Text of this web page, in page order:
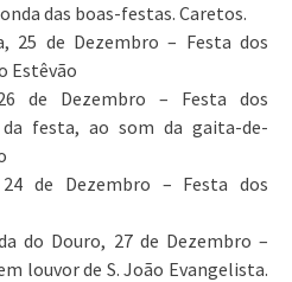
das boas-festas. Caretos.
25 de Dezembro – Festa dos
Estêvão
de Dezembro – Festa dos
da festa, ao som da gaita-de-
de Dezembro – Festa dos
do Douro, 27 de Dezembro –
louvor de S. João Evangelista.